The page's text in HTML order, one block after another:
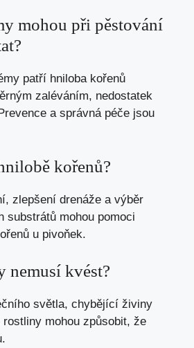
mohou při pěstování
patří hniloba kořenů
zaléváním, nedostatek
a správná péče jsou
kořenů?
zlepšení drenáže a výběr
substrátů mohou pomoci
u pivoňek.
nemusí kvést?
světla, chybějící živiny
mohou způsobit, že